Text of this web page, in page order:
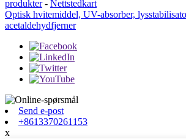
produkter- Nettstedkart
Optisk hvitemiddel, UV-absorber,
acetaldehydfjerner
Send e-post
+8613370261153
x